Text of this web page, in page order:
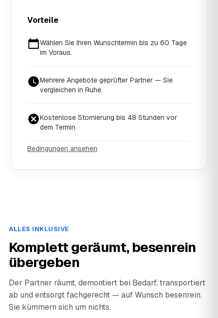
Vorteile
Wählen Sie Ihren Wunschtermin bis zu 60 Tage
im Voraus.
Mehrere Angebote geprüfter Partner — Sie
vergleichen in Ruhe.
Kostenlose Stornierung bis 48 Stunden vor
dem Termin.
Bedingungen ansehen
ALLES INKLUSIVE
Komplett geräumt, besenrein
übergeben
Der Partner räumt, demontiert bei Bedarf, transportiert
ab und entsorgt fachgerecht — auf Wunsch besenrein.
Sie kümmern sich um nichts.